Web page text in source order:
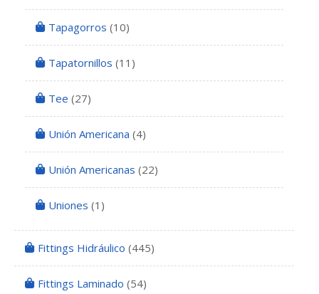
Tapagorros (10)
Tapatornillos (11)
Tee (27)
Unión Americana (4)
Unión Americanas (22)
Uniones (1)
Fittings Hidráulico (445)
Fittings Laminado (54)